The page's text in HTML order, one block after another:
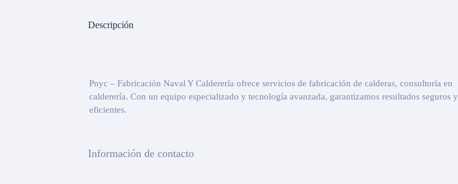
Descripción
Pnyc – Fabricación Naval Y Calderería ofrece servicios de fabricación de calderas, consultoría en
calderería. Con un equipo especializado y tecnología avanzada, garantizamos resultados seguros y
eficientes.
Información de contacto